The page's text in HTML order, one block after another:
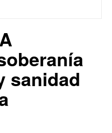
sanidad